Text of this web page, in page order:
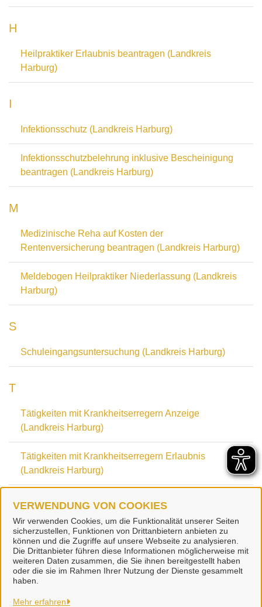
VERWENDUNG VON COOKIES
Wir verwenden Cookies, um die Funktionalität unserer Seiten
sicherzustellen, Funktionen von Drittanbietern anbieten zu
können und die Zugriffe auf unsere Webseite zu analysieren.
Die Drittanbieter führen diese Informationen möglicherweise mit
weiteren Daten zusammen, die Sie ihnen bereitgestellt haben
oder die sie im Rahmen Ihrer Nutzung der Dienste gesammelt
haben.
Mehr erfahren
H
Heilpraktiker Erlaubnis beantragen (Landkreis
Harburg)
I
Infektionsschutz (Landkreis Harburg)
Infektionsschutzbelehrung inklusive Bescheinigung
beantragen (Landkreis Harburg)
M
Medizinische Reha auf Kosten der
Rentenversicherung beantragen (Landkreis Harburg)
Meldebogen Heilpraktiker Niederlassung (Landkreis
Harburg)
S
Schuleingangsuntersuchung (Landkreis Harburg)
T
Tätigkeiten mit Krankheitserregern Anzeige
(Landkreis Harburg)
Tätigkeiten mit Krankheitserregern Erlaubnis
(Landkreis Harburg)
Gemeinde Stelle